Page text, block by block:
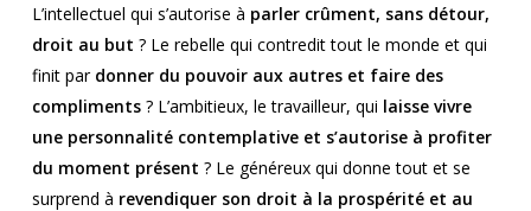
L’intellectuel qui s’autorise à parler crûment, sans détour,
droit au but ? Le rebelle qui contredit tout le monde et qui
finit par donner du pouvoir aux autres et faire des
compliments? L’ambitieux, le travailleur, qui laisse vivre
une personnalité contemplative et s’autorise à profiter
du moment présent ? Le généreux qui donne tout et se
surprend à revendiquer son droit à la prospérité et au